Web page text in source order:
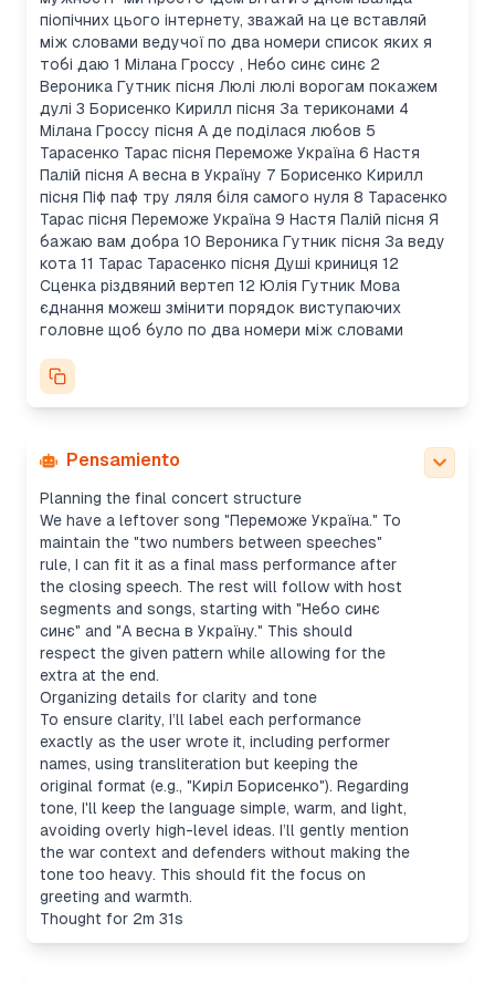
піопічних цього інтернету, зважай на це вставляй
між словами ведучої по два номери список яких я
тобі даю 1 Мілана Гроссу , Небо синє синє 2
Вероника Гутник пісня Люлі люлі ворогам покажем
дулі 3 Борисенко Кирилл пісня За териконами 4
Мілана Гроссу пісня А де поділася любов 5
Тарасенко Тарас пісня Переможе Україна 6 Настя
Палій пісня А весна в Україну 7 Борисенко Кирилл
пісня Піф паф тру ляля біля самого нуля 8 Тарасенко
Тарас пісня Переможе Україна 9 Настя Палій пісня Я
бажаю вам добра 10 Вероника Гутник пісня За веду
кота 11 Тарас Тарасенко пісня Душі криниця 12
Сценка різдвяний вертеп 12 Юлія Гутник Мова
єднання можеш змінити порядок виступаючих
головне щоб було по два номери між словами
Pensamiento
Creating a warm, simple concert script with
context and order
The user wants a short, simple script with cheerful
language, focusing on celebration and support.
The script incorporates truths about the ongoing
war but avoids heavy talk of heroism. I need 5-7
host speeches, each introducing two
performances, with light references to the Day of
Persons with Disabilities. I’ll structure the program
with a positive, uplifting tone, using the normalized
Ukrainian language. The concert order will be
adjusted to reflect thematic flow.
Structuring concert segments with thematic flow
I’ll organize the concert by thematic segments.
The first will be warm and patriotic, focusing on
Ukraine and peace. The next will highlight spring
and war, followed by humorous and playful songs.
Later, I’ll turn to love and joy, leading into the final
segment with Christmas and unity themes. Each
flow. This should give a nice structure for the
Planning the final concert structure
We have a leftover song "Переможе Україна." To
maintain the "two numbers between speeches"
rule, I can fit it as a final mass performance after
the closing speech. The rest will follow with host
segments and songs, starting with "Небо синє
синє" and "А весна в Україну." This should
respect the given pattern while allowing for the
extra at the end.
Organizing details for clarity and tone
To ensure clarity, I’ll label each performance
exactly as the user wrote it, including performer
names, using transliteration but keeping the
original format (e.g., "Киріл Борисенко"). Regarding
tone, I'll keep the language simple, warm, and light,
avoiding overly high-level ideas. I’ll gently mention
the war context and defenders without making the
tone too heavy. This should fit the focus on
greeting and warmth.
Thought for 2m 31s